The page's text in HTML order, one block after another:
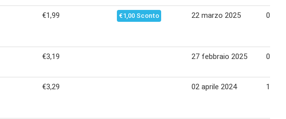
€1,99 €1,00 Sconto 22 marzo 2025 05
€3,19 27 febbraio 2025 08
€3,29 02 aprile 2024 12